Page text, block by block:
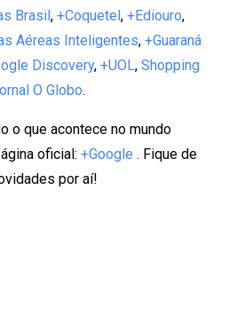
Brasil, +Coquetel, +Ediouro,
Aéreas Inteligentes, +Guaraná
Discovery, +UOL, Shopping
O Globo.
o que acontece no mundo
oficial: +Google . Fique de
por aí!